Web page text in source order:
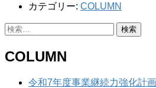
カテゴリー: COLUMN
検
COLUMN
令和7年度事業継続力強化計